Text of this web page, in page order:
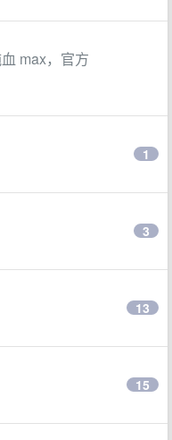
max，官方
1
3
13
15